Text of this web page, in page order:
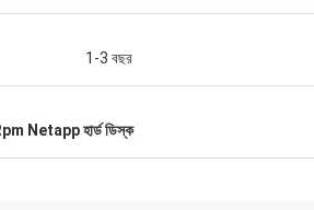
1-3 বছর
Netapp হার্ড ডিস্ক